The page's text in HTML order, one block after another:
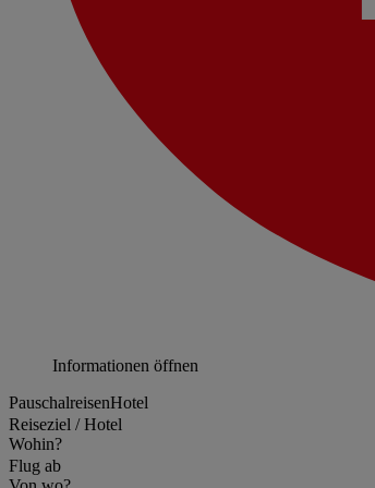
Informationen öffnen
PauschalreisenHotel
Reiseziel / Hotel
Wohin?
Flug ab